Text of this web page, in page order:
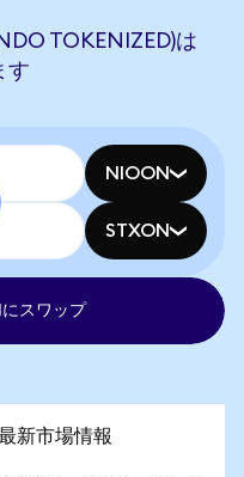
TOKENIZED)は
す
NIOON
STXON
スワップ
市場情報